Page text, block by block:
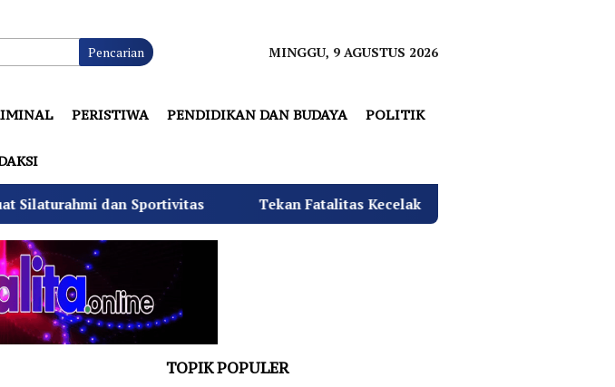
Pencarian MINGGU, 9 AGUSTUS 2026
PERISTIWA PENDIDIKAN DAN BUDAYA POLITIK
Tekan Fatalitas Kecelakaan, SMKN 3 Rantau Utara Gelar Sosialisasi
TOPIK POPULER